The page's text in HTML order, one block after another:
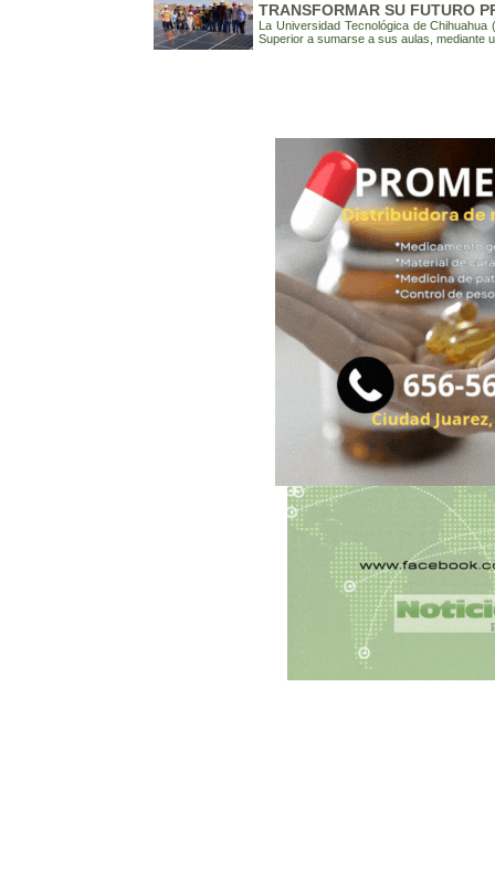
TRANSFORMAR SU FUTURO
La Universidad Tecnológica de
Superior a sumarse a sus aulas, mediante